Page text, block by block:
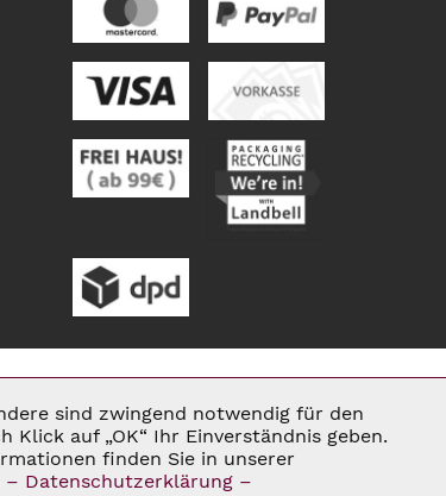
BESCHRIEBEN
Aktiv
Inaktiv
sind zwingend notwendig für den
auf „OK“ Ihr Einverständnis geben.
finden Sie in unserer
– Datenschutzerklärung –